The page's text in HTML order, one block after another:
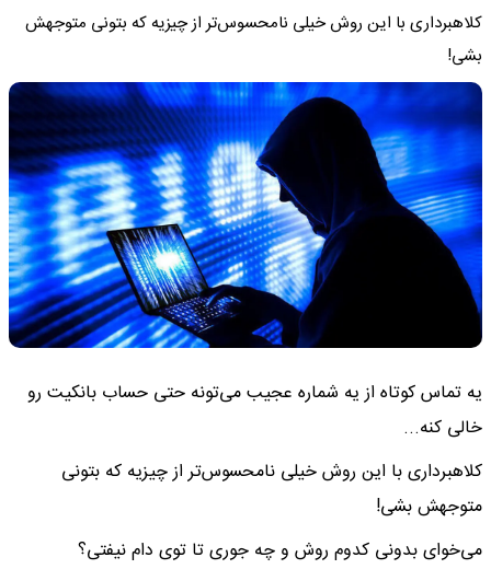
کلاهبرداری با این روش خیلی نامحسوس‌تر از چیزیه که بتونی متوجهش
بشی!
یه تماس کوتاه از یه شماره‌ عجیب می‌تونه حتی حساب بانکیت رو
خالی کنه...
کلاهبرداری با این روش خیلی نامحسوس‌تر از چیزیه که بتونی
متوجهش بشی!
می‌خوای بدونی کدوم روش و چه جوری تا توی دام نیفتی؟